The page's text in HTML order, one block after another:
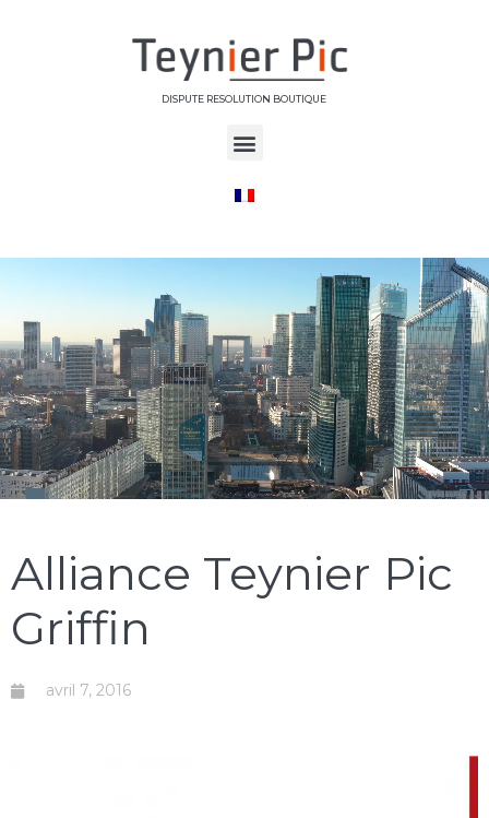
DISPUTE RESOLUTION BOUTIQUE
Alliance Teynier Pic
Griffin
avril 7, 2016